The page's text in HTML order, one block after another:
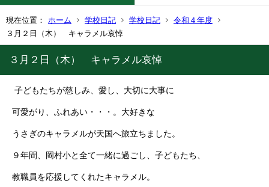
現在位置： ホーム 学校日記 学校日記
令和４年度
３月２日（木） キャラメル哀悼
３月２日（木） キャラメル哀悼
子どもたちが慈しみ、愛し、大切に大事に
可愛がり、ふれあい・・・。大好きな
うさぎのキャラメルが天国へ旅立ちました。
９年間、岡村小と全て一緒に過ごし、子どもたち、
教職員を応援してくれたキャラメル。